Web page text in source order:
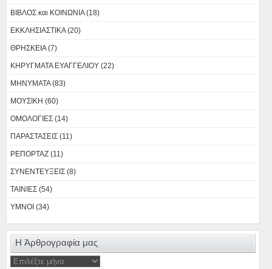
ΒΙΒΛΟΣ και ΚΟΙΝΩΝΙΑ (18)
ΕΚΚΛΗΣΙΑΣΤΙΚΑ (20)
ΘΡΗΣΚΕΙΑ (7)
ΚΗΡΥΓΜΑΤΑ ΕΥΑΓΓΕΛΙΟΥ (22)
ΜΗΝΥΜΑΤΑ (83)
ΜΟΥΣΙΚΗ (60)
ΟΜΟΛΟΓΙΕΣ (14)
ΠΑΡΑΣΤΑΣΕΙΣ (11)
ΡΕΠΟΡΤΑΖ (11)
ΣΥΝΕΝΤΕΥΞΕΙΣ (8)
ΤΑΙΝΙΕΣ (54)
ΥΜΝΟΙ (34)
Η Άρθρογραφία μας